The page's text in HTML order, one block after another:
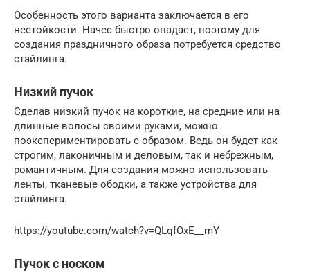
Особенность этого варианта заключается в его
нестойкости. Начес быстро опадает, поэтому для
создания праздничного образа потребуется средство
стайлинга.
Низкий пучок
Сделав низкий пучок на короткие, на средние или на
длинные волосы своими руками, можно
поэкспериментировать с образом. Ведь он будет как
строгим, лаконичным и деловым, так и небрежным,
романтичным. Для создания можно использовать
ленты, тканевые ободки, а также устройства для
стайлинга.
https://youtube.com/watch?v=QLqfOxE__mY
Пучок с носком